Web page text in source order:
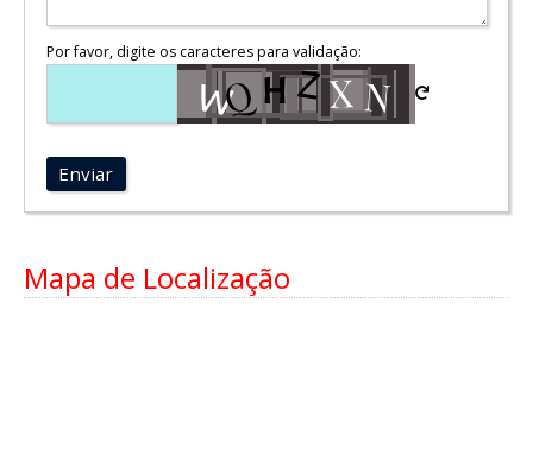
Por favor, digite os caracteres para validação:
Enviar
Mapa de Localização